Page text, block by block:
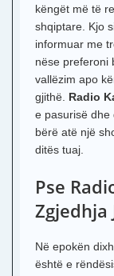
këngët më të
shqiptare. Kjo
informuar me
nëse preferoni
vallëzim apo
gjithë. Radio
e pasurisë dhe
bërë atë një
ditës tuaj.
Pse
Zgjedhja
Në epokën
është e